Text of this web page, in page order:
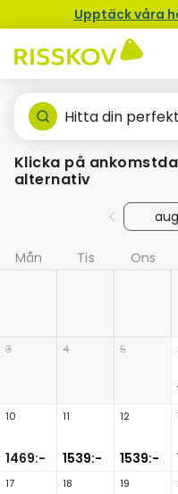
Upptäck våra
Hitta din
Klicka på
alternativ
Mån Tis Ons
3 4 5
10
1469:-
11
1539:-
12
1539:-
17 18 19